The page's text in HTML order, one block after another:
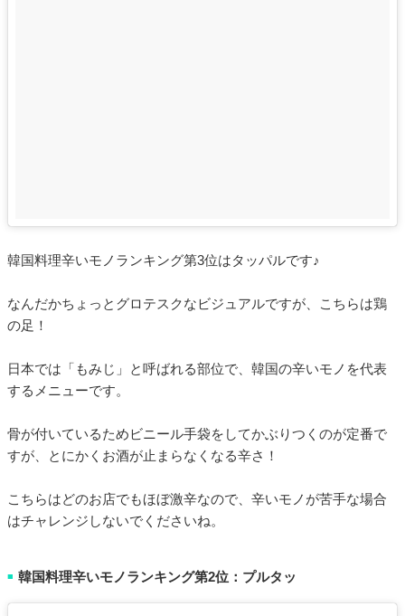
韓国料理辛いモノランキング第3位はタッパルです♪
なんだかちょっとグロテスクなビジュアルですが、こちらは鶏
の足！
日本では「もみじ」と呼ばれる部位で、韓国の辛いモノを代表
するメニューです。
骨が付いているためビニール手袋をしてかぶりつくのが定番で
すが、とにかくお酒が止まらなくなる辛さ！
こちらはどのお店でもほぼ激辛なので、辛いモノが苦手な場合
はチャレンジしないでくださいね。
■ 韓国料理辛いモノランキング第2位：プルタッ